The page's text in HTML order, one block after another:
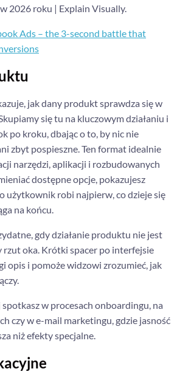
2026 roku | Explain Visually.
Ads – the 3-second battle that
jak dany produkt sprawdza się w
się tu na kluczowym działaniu i
po kroku, dbając o to, by nic nie
zbyt pospieszne. Ten format idealnie
narzędzi, aplikacji i rozbudowanych
dostępne opcje, pokazujesz
użytkownik robi najpierw, co dzieje się
na końcu.
gdy działanie produktu nie jest
rzut oka. Krótki spacer po interfejsie
opis i pomoże widzowi zrozumieć, jak
w procesach onboardingu, na
czy w e-mail marketingu, gdzie jasność
niż efekty specjalne.